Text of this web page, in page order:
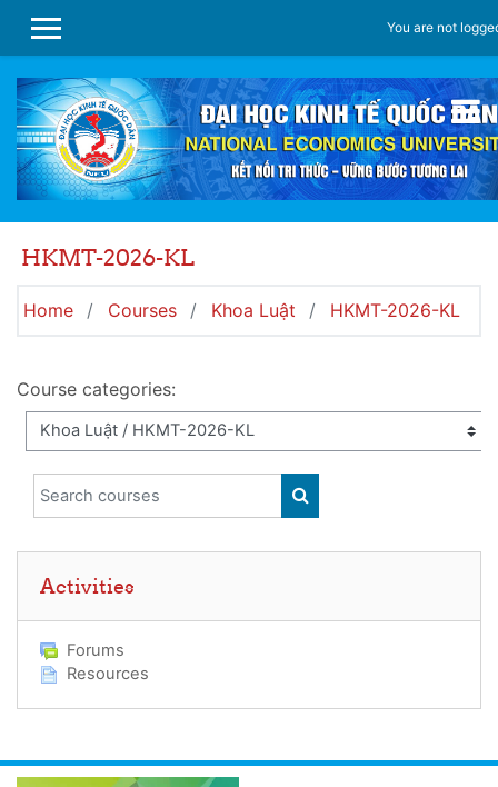
SIDE PANEL
You are not
HKMT-2026-KL
Home Courses Khoa Luật HKMT-2026-KL
Course categories:
Search courses
SEARCH COURSES
Activities
Forums
Resources